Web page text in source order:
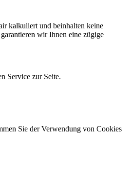
kalkuliert und beinhalten keine
wir Ihnen eine zügige
Service zur Seite.
Sie der Verwendung von Cookies